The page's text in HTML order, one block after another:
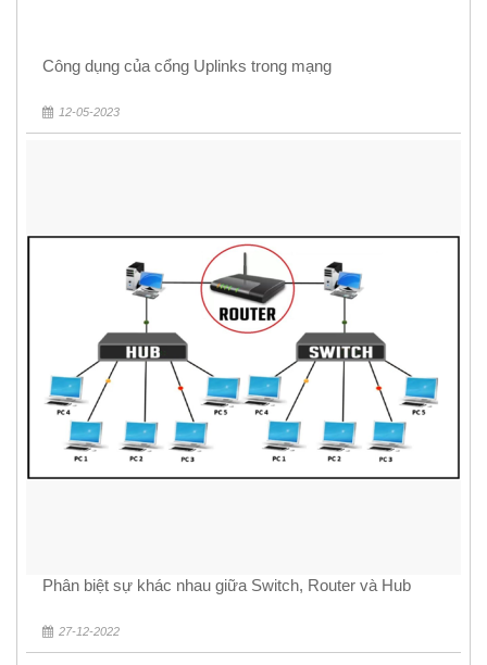
Công dụng của cổng Uplinks trong mạng
12-05-2023
Phân biệt sự khác nhau giữa Switch, Router và Hub
27-12-2022